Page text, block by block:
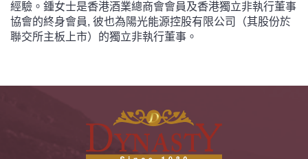
經驗。鍾女士是香港酒業總商會會員及香港獨立非執行董事
協會的終身會員, 彼也為陽光能源控股有限公司（其股份於
聯交所主板上市）的獨立非執行董事。